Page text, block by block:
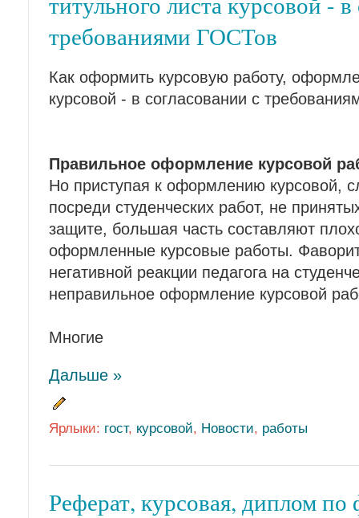
требованиями ГОСТов
Как оформить курсовую работу,
курсовой - в согласовании с
Правильное оформление курсовой
Но приступая к оформлению курсовой,
посреди студенческих работ, не
защите, большая часть составляют
оформленные курсовые работы.
негативной реакции педагога на
неправильное оформление курсовой
Многие
Дальше »
Ярлыки: гост, курсовой, Новости, работы
Реферат, курсовая, диплом по